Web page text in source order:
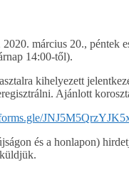
március 20., péntek
14:00-től).
kihelyezett
Ajánlott
és a honlapon)